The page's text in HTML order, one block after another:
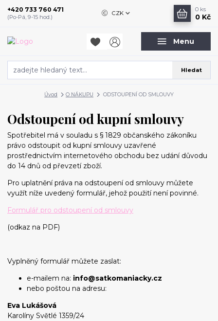
Menu
CZK
Hledat
+420 733 760 471
(Po-Pá, 9-15 hod.)
0 ks
0 Kč
Úvod O NÁKUPU ODSTOUPENÍ OD SMLOUVY
Odstoupení od kupní smlouvy
Spotřebitel má v souladu s § 1829 občanského zákoníku
právo odstoupit od kupní smlouvy uzavřené
prostřednictvím internetového obchodu bez udání důvodu
do 14 dnů od převzetí zboží.
Pro uplatnění práva na odstoupení od smlouvy můžete
využít níže uvedený formulář, jehož použití není povinné.
Formulář pro odstoupení od smlouvy
(odkaz na PDF)
Vyplněný formulář můžete zaslat:
e-mailem na: info@satkomaniacky.cz
nebo poštou na adresu:
Eva Lukášová
Karolíny Světlé 1359/24